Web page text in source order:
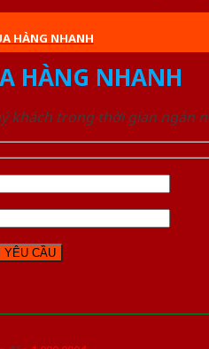
HÀNG NHANH
HÀNG NHANH
khách trong thời gian ngắn